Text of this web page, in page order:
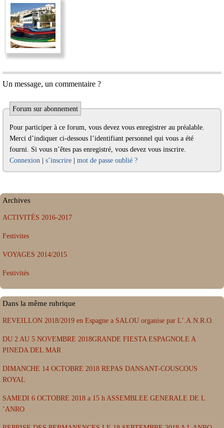
Un message, un commentaire ?
Forum sur abonnement
Pour participer à ce forum, vous devez vous enregistrer au préalable.
Merci d’indiquer ci-dessous l’identifiant personnel qui vous a été
fourni. Si vous n’êtes pas enregistré, vous devez vous inscrire.
Connexion | s’inscrire | mot de passe oublié ?
Archives
ACTIVITÉS 2016-2017
Festivites
VOYAGES 2014/2015
Festivités
Dans la même rubrique
REVEILLON 2018/2019 en Espagne a SALOU organise par L’.A.N.R.O.
DU 2 AU 5 NOVEMBRE 2018GRANDE FIESTA ESPAGNOLE A
PINEDA DEL MAR
DIMANCHE 14 OCTOBRE 2018 REPAS DANSANT-COUSCOUS
ROYAL
SAMEDI 6 OCTOBRE 2018 a 15 h ASSEMBLEE GENERALE DE L
’ANRO